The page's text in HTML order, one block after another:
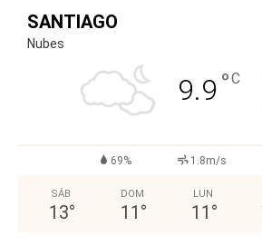
SANTIAGO
Nubes
9.9 °C
69% 1.8m/s
SÁB
13°
DOM
11 °
LUN
11 °